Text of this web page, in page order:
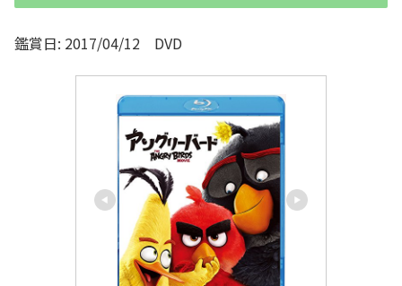
鑑賞日: 2017/04/12 DVD